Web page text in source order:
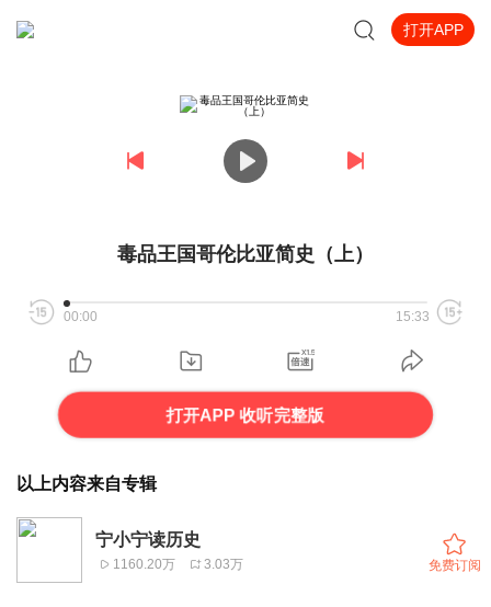
打开APP
毒品王国哥伦比亚简史（上）
00:00 15:33
打开APP 收听完整版
以上内容来自专辑
宁小宁读历史
1160.20万 3.03万 免费订阅